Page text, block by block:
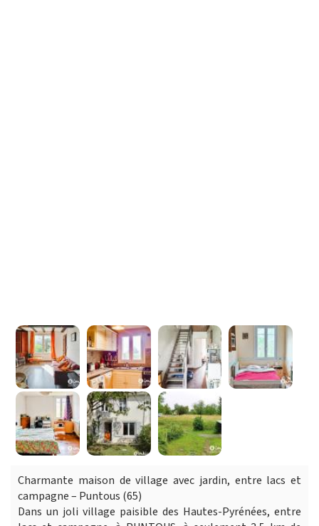
Charmante maison de village avec jardin, entre lacs et
campagne – Puntous (65)
Dans un joli village paisible des Hautes-Pyrénées, entre